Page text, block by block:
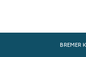
BREMER